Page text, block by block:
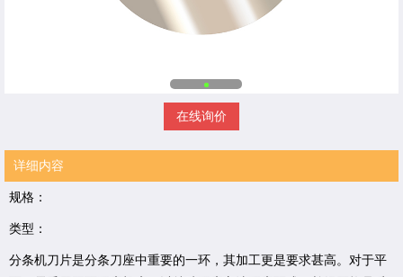
在线询价
详细内容
规格：
类型：
分条机刀片是分条刀座中重要的一环，其加工更是要求甚高。对于平